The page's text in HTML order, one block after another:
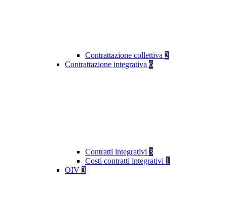
Contrattazione collettiva 2
Contrattazione integrativa 6
Contratti integrativi 3
Costi contratti integrativi 1
OIV 3